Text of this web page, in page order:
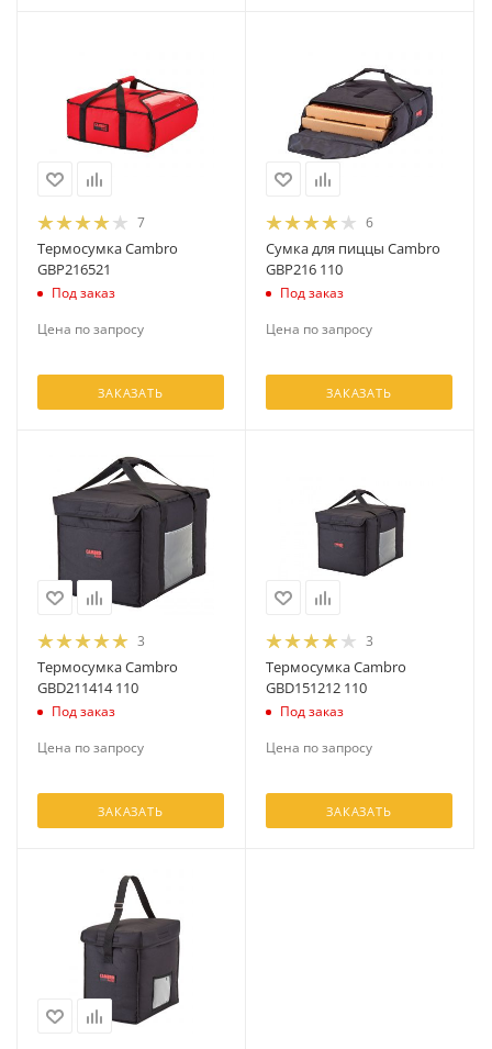
7
Термосумка Cambro
GBP216521
Под заказ
Цена по запросу
ЗАКАЗАТЬ
6
Сумка для пиццы Cambro
GBP216 110
Под заказ
Цена по запросу
ЗАКАЗАТЬ
3
Термосумка Cambro
GBD211414 110
Под заказ
Цена по запросу
ЗАКАЗАТЬ
3
Термосумка Cambro
GBD151212 110
Под заказ
Цена по запросу
ЗАКАЗАТЬ